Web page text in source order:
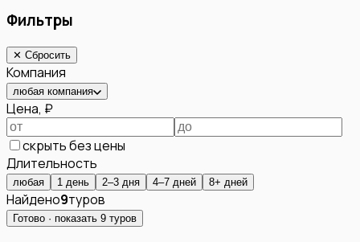
Фильтры
✕ Сбросить
Компания
любая компания
Цена, ₽
скрыть без цены
Длительность
любая 1 день 2–3 дня 4–7 дней 8+ дней
Найдено9туров
Готово · показать 9 туров